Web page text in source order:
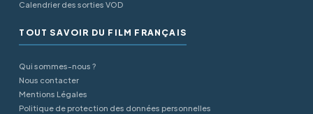
Calendrier des sorties VOD
TOUT SAVOIR DU FILM FRANÇAIS
Qui sommes-nous ?
Nous contacter
Mentions Légales
Politique de protection des données personnelles